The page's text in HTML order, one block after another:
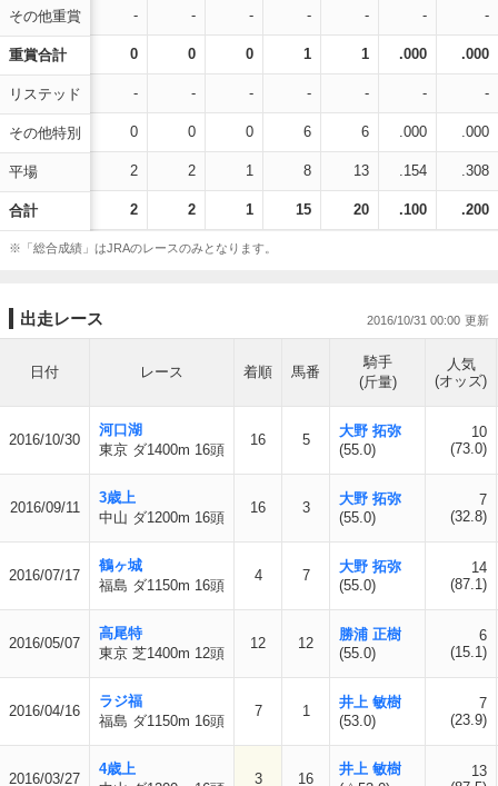
その他重賞
重賞合計
リステッド
その他特別
平場
合計
- - - - - - -
0 0 0 1 1 .000 .000
- - - - - - -
0 0 0 6 6 .000 .000
2 2 1 8 13 .154 .308
2 2 1 15 20 .100 .200
※「総合成績」はJRAのレースのみとなります。
出走レース 2016/10/31 00:00
日付 レース 着順 馬番
騎手
(斤量)
人気
(オッズ)
2016/10/30
河口湖
東京 ダ1400m 16頭
16 5
大野 拓弥
(55.0)
10
(73.0)
2016/09/11
3歳上
中山 ダ1200m 16頭
16 3
大野 拓弥
(55.0)
7
(32.8)
2016/07/17
鶴ヶ城
福島 ダ1150m 16頭
4 7
大野 拓弥
(55.0)
14
(87.1)
2016/05/07
高尾特
東京 芝1400m 12頭
12 12
勝浦 正樹
(55.0)
6
(15.1)
2016/04/16
ラジ福
福島 ダ1150m 16頭
7 1
井上 敏樹
(53.0)
7
(23.9)
2016/03/27
4歳上
3 16
井上 敏樹
13